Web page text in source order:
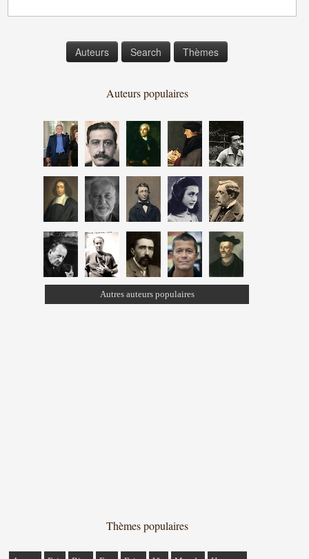
Auteurs Search Thèmes
Auteurs populaires
Autres auteurs populaires
Thèmes populaires